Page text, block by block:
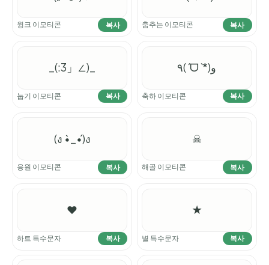
윙크 이모티콘 복사 춤추는 이모티콘 복사
_(:3」∠)_
눕기 이모티콘 복사
٩(ˊᗜˋ*)و
축하 이모티콘 복사
(ง •̀_•́)ง
응원 이모티콘 복사
☠
해골 이모티콘 복사
♥
하트 특수문자 복사
★
별 특수문자 복사